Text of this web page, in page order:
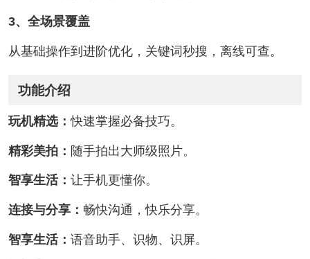
3、全场景覆盖
从基础操作到进阶优化，关键词秒搜，离线可查。
功能介绍
玩机精选：快速掌握必备技巧。
精彩美拍： 随手拍出大师级照片。
智享生活： 让手机更懂你。
连接与分享： 畅快沟通，快乐分享。
智享生活： 语音助手、识物、识屏。